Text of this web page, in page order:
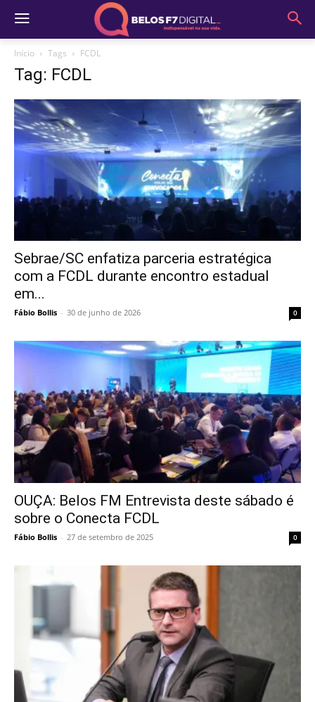
Início Tags FCDL
Tag: FCDL
Sebrae/SC enfatiza parceria estratégica
com a FCDL durante encontro estadual
em...
Fábio Bollis - 30 de junho de 2026 0
OUÇA: Belos FM Entrevista deste sábado é
sobre o Conecta FCDL
Fábio Bollis - 27 de setembro de 2025 0